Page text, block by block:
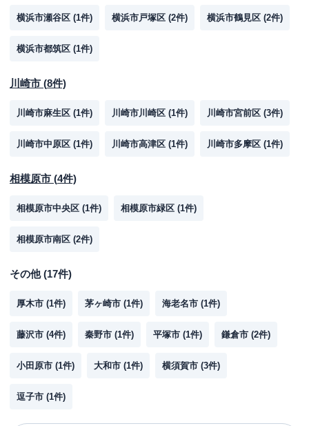
横浜市瀬谷区 (1件) 横浜市戸塚区 (2件) 横浜市鶴見区 (2件)
横浜市都筑区 (1件)
川崎市 (8件)
川崎市麻生区 (1件) 川崎市川崎区 (1件) 川崎市宮前区 (3件)
川崎市中原区 (1件) 川崎市高津区 (1件) 川崎市多摩区 (1件)
相模原市 (4件)
相模原市中央区 (1件) 相模原市緑区 (1件)
相模原市南区 (2件)
その他(17件)
厚木市 (1件) 茅ヶ崎市 (1件) 海老名市 (1件)
藤沢市 (4件) 秦野市 (1件) 平塚市 (1件) 鎌倉市 (2件)
小田原市 (1件) 大和市 (1件) 横須賀市 (3件)
逗子市 (1件)